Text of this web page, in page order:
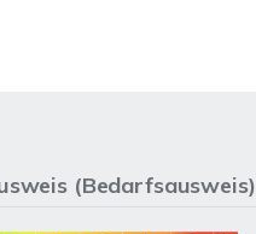
(Bedarfsausweis)